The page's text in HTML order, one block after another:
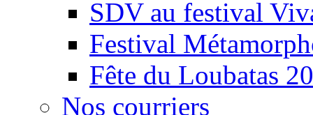
SDV au festival
Festival
Fête du Loubatas
Nos courriers